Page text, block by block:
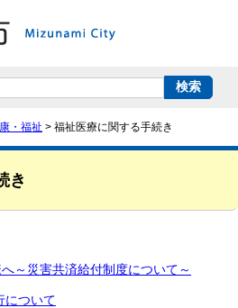
・福祉 > 福祉医療に関する手続き
き
～災害共済給付制度について～
について